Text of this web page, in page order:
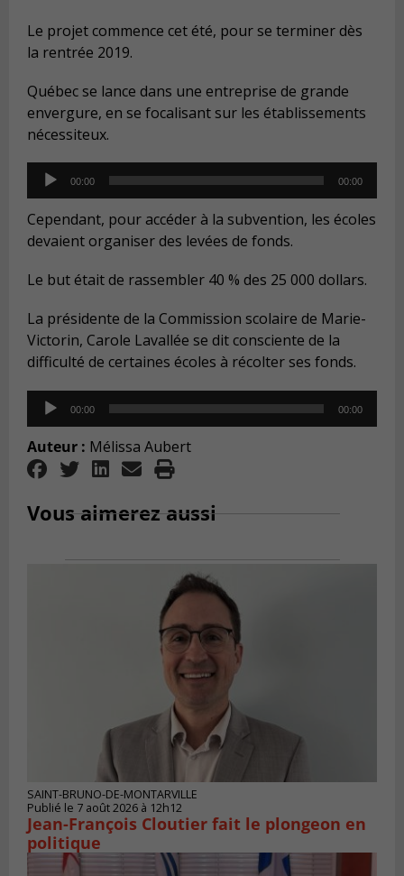
Le projet commence cet été, pour se terminer dès
la rentrée 2019.
Québec se lance dans une entreprise de grande
envergure, en se focalisant sur les établissements
nécessiteux.
Audio
Player
00:00 00:00
Cependant, pour accéder à la subvention, les écoles
devaient organiser des levées de fonds.
Le but était de rassembler 40 % des 25 000 dollars.
La présidente de la Commission scolaire de Marie-
Victorin, Carole Lavallée se dit consciente de la
difficulté de certaines écoles à récolter ses fonds.
Audio
Player
00:00 00:00
Auteur : Mélissa Aubert
Vous aimerez aussi
SAINT-BRUNO-DE-MONTARVILLE
Publié le 7 août 2026 à 12h12
Jean-François Cloutier fait le plongeon en
politique